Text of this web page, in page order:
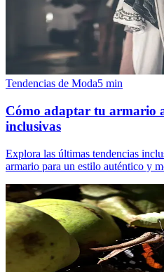
Tendencias de Moda5 min
Cómo adaptar tu armario
inclusivas
Explora las últimas tendencias
armario para un estilo auténtico y